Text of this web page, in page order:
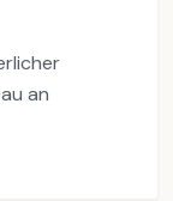
an